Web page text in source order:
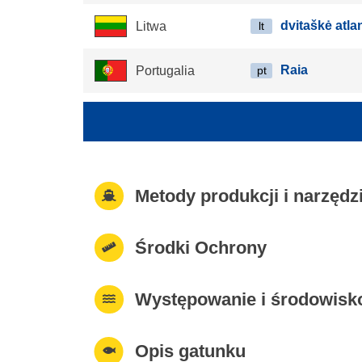
Litwa lt dvitaškė
Portugalia pt Raia
Metody produkcji i
Środki Ochrony
Występowanie i
Opis gatunku